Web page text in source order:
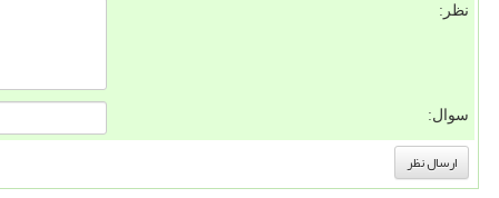
نظر:
سوال: